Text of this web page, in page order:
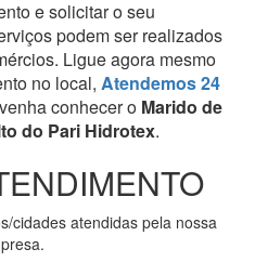
e solicitar o seu
podem ser realizados
Ligue agora mesmo
no local, Atendemos 24
conhecer o Marido de
do Pari Hidrotex.
cidades atendidas pela nossa